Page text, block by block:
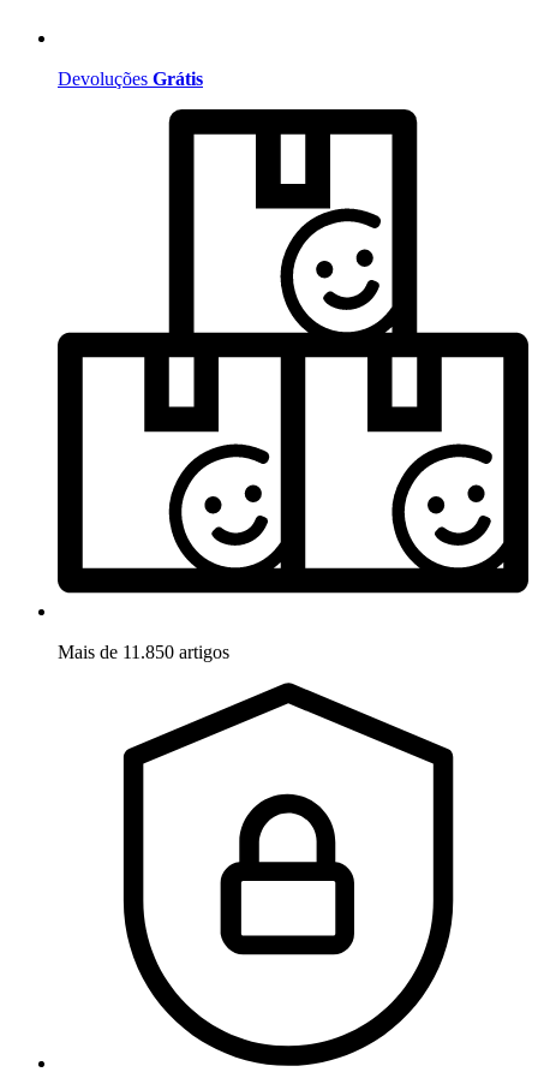
Devoluções Grátis
Mais de 11.850 artigos